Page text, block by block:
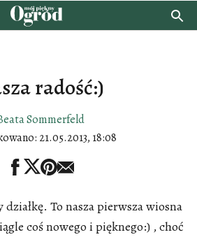
radość:)
Sommerfeld
21.05.2013, 18:08
To nasza pierwsza wiosna
coś nowego i pięknego:) , choć